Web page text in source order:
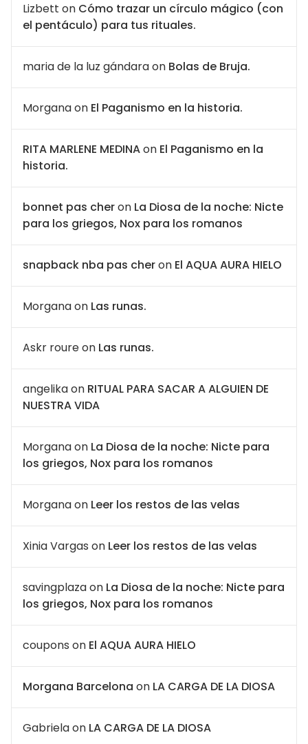
Lizbett on Cómo trazar un círculo mágico (con
el pentáculo) para tus rituales.
maria de la luz gándaraon Bolas de Bruja.
Morganaon El Paganismo en la historia.
RITA MARLENE MEDINAon El Paganismo en la
historia.
bonnet pas cheron La Diosa de la noche: Nicte
para los griegos, Nox para los romanos
snapback nba pas cheron El AQUA AURA HIELO
Morganaon Las runas.
Askr roureon Las runas.
angelikaon RITUAL PARA SACAR A ALGUIEN DE
NUESTRA VIDA
Morganaon La Diosa de la noche: Nicte para
los griegos, Nox para los romanos
Morganaon Leer los restos de las velas
Xinia Vargas on Leer los restos de las velas
savingplazaon La Diosa de la noche: Nicte para
los griegos, Nox para los romanos
coupons on El AQUA AURA HIELO
Morgana Barcelona on LA CARGA DE LA DIOSA
Gabrielaon LA CARGA DE LA DIOSA